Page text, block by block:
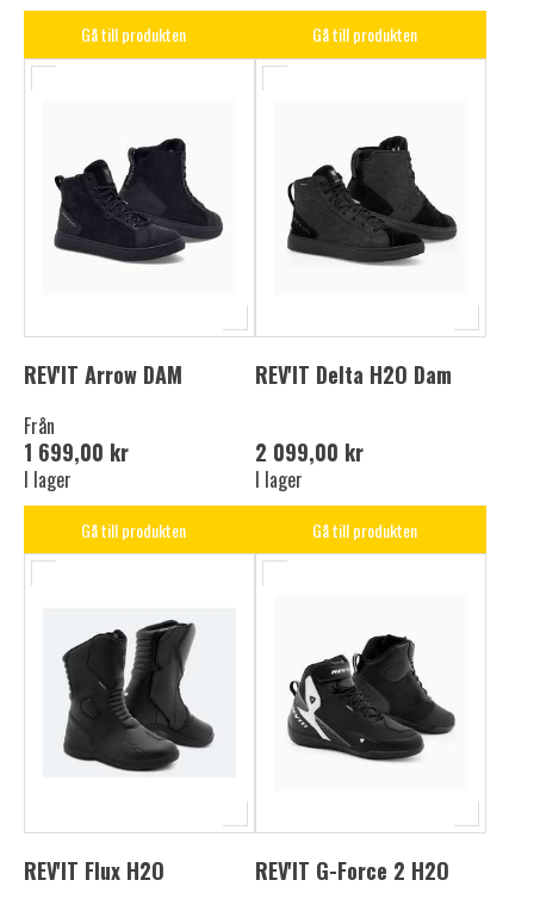
Gå till produkten Gå till produkten
REV'IT Arrow DAM
Från
1 699,00 kr
I lager
Gå till produkten
REV'IT Delta H2O Dam
2 099,00 kr
I lager
Gå till produkten
REV'IT Flux H2O REV'IT G-Force 2 H2O